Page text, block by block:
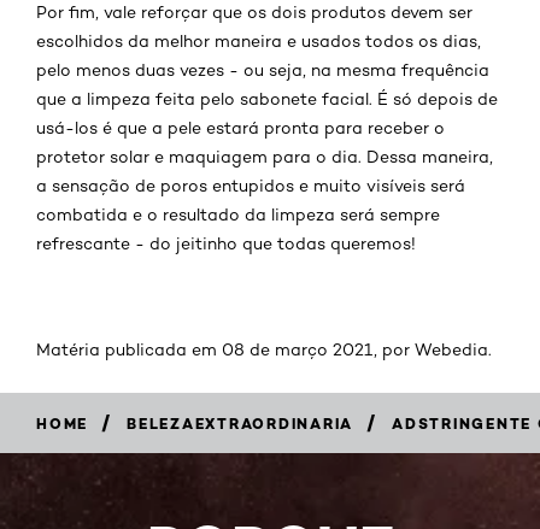
Por fim, vale reforçar que os dois produtos devem ser
escolhidos da melhor maneira e usados todos os dias,
pelo menos duas vezes - ou seja, na mesma frequência
que a limpeza feita pelo sabonete facial. É só depois de
usá-los é que a pele estará pronta para receber o
protetor solar e maquiagem para o dia. Dessa maneira,
a sensação de poros entupidos e muito visíveis será
combatida e o resultado da limpeza será sempre
refrescante - do jeitinho que todas queremos!
Matéria publicada em 08 de março 2021, por Webedia.
HOME / BELEZAEXTRAORDINARIA / ADSTRINGENTE